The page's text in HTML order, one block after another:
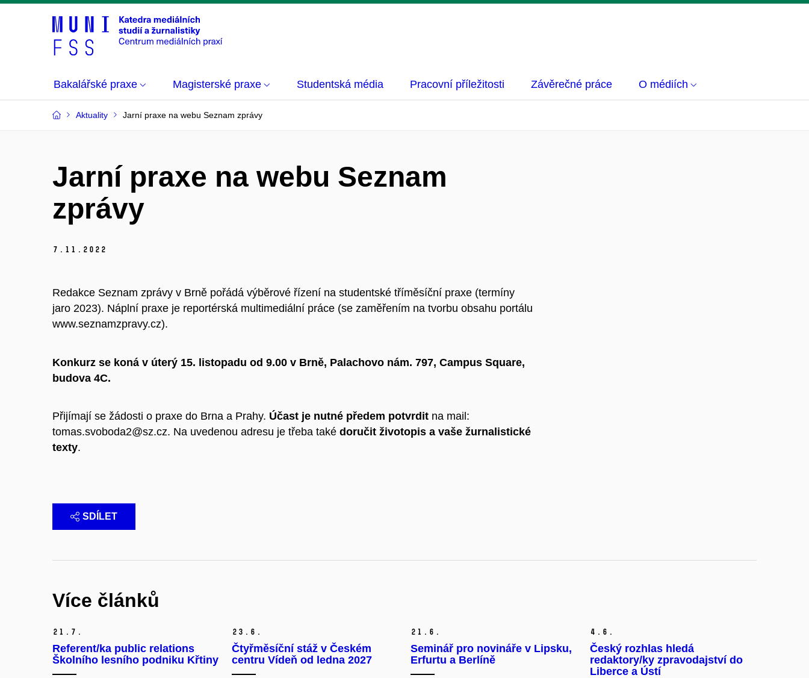
Bakalářské praxe Magisterské praxe Studentská média Pracovní příležitosti Závěrečné práce O médiích
Aktuality Jarní praxe na webu Seznam zprávy
Jarní praxe na webu Seznam
zprávy
7. 11. 2022
Redakce Seznam zprávy v Brně pořádá výběrové řízení na studentské tříměsíční praxe (termíny
jaro 2023). Náplní praxe je reportérská multimediální práce (se zaměřením na tvorbu obsahu portálu
www.seznamzpravy.cz).
Konkurz se koná v úterý 15. listopadu od 9.00 v Brně, Palachovo nám. 797, Campus Square,
budova 4C.
Přijímají se žádosti o praxe do Brna a Prahy. Účast je nutné předem potvrdit na mail:
tomas.svoboda2@sz.cz. Na uvedenou adresu je třeba také doručit životopis a vaše žurnalistické
texty.
SDÍLET
Více článků
21. 7.
Referent/ka public relations
Školního lesního podniku Křtiny
23. 6.
Čtyřměsíční stáž v Českém
centru Vídeň od ledna 2027
21. 6.
Seminář pro novináře v Lipsku,
Erfurtu a Berlíně
4. 6.
Český rozhlas hledá
redaktory/ky zpravodajství do
Liberce a Ústí